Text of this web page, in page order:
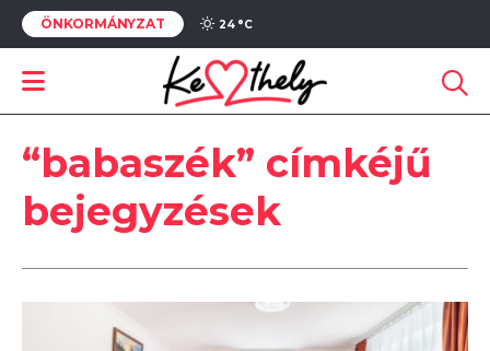
ÖNKORMÁNYZAT 24 °C
“babaszék” címkéjű
bejegyzések